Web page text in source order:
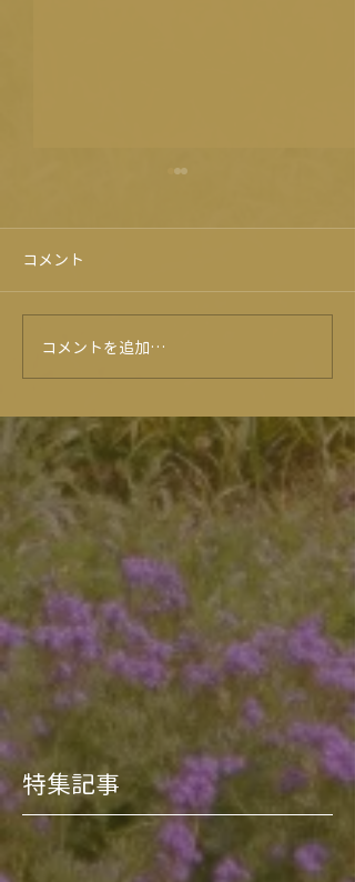
いよいよ2021年も残すところ
あと1日となりました！！ 道
の駅旭志も本日が年内最後の
営業です(^^) 今日もたくさん
のお客様にご来店いただいて
でお会い致しましょう♪(*^-
^*) 【物産館】 12/30
18：00閉館...
コメント
コメントを追加…
特集記事